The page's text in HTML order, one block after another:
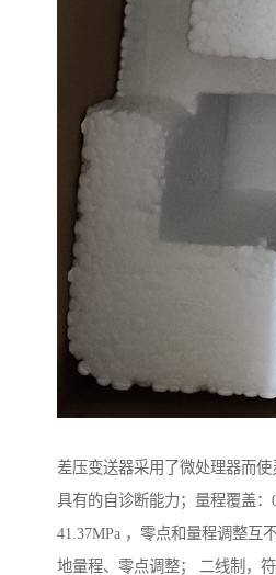
差压变送器采用了微处理器而使
具有的自诊断能力；量程覆盖：
41.37MPa ，零点和量程调整互
地量程、零点调整； 二线制，